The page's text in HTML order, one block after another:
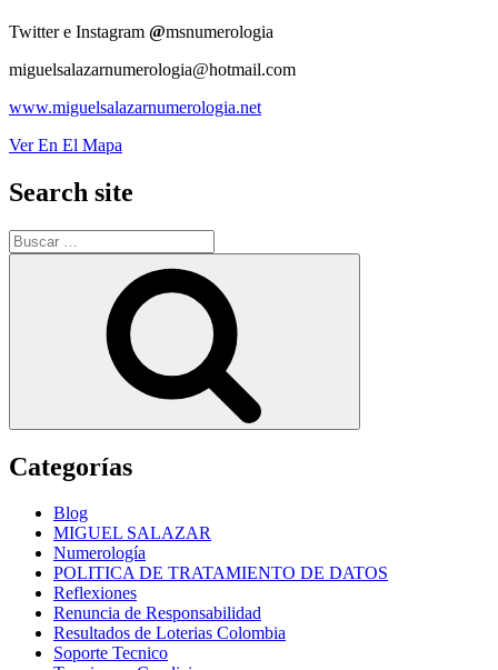
Twitter e Instagram @msnumerologia
miguelsalazarnumerologia@hotmail.com
www.miguelsalazarnumerologia.net
Ver En El Mapa
Search site
Buscar
por:
Categorías
Blog
MIGUEL SALAZAR
Numerología
POLITICA DE TRATAMIENTO DE DATOS
Reflexiones
Renuncia de Responsabilidad
Resultados de Loterias Colombia
Soporte Tecnico